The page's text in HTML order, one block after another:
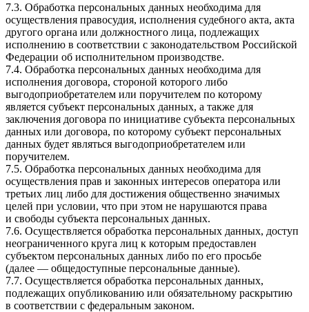
7.3. Обработка персональных данных необходима для
осуществления правосудия, исполнения судебного акта, акта
другого органа или должностного лица, подлежащих
исполнению в соответствии с законодательством Российской
Федерации об исполнительном производстве.
7.4. Обработка персональных данных необходима для
исполнения договора, стороной которого либо
выгодоприобретателем или поручителем по которому
является субъект персональных данных, а также для
заключения договора по инициативе субъекта персональных
данных или договора, по которому субъект персональных
данных будет являться выгодоприобретателем или
поручителем.
7.5. Обработка персональных данных необходима для
осуществления прав и законных интересов оператора или
третьих лиц либо для достижения общественно значимых
целей при условии, что при этом не нарушаются права
и свободы субъекта персональных данных.
7.6. Осуществляется обработка персональных данных, доступ
неограниченного круга лиц к которым предоставлен
субъектом персональных данных либо по его просьбе
(далее — общедоступные персональные данные).
7.7. Осуществляется обработка персональных данных,
подлежащих опубликованию или обязательному раскрытию
в соответствии с федеральным законом.